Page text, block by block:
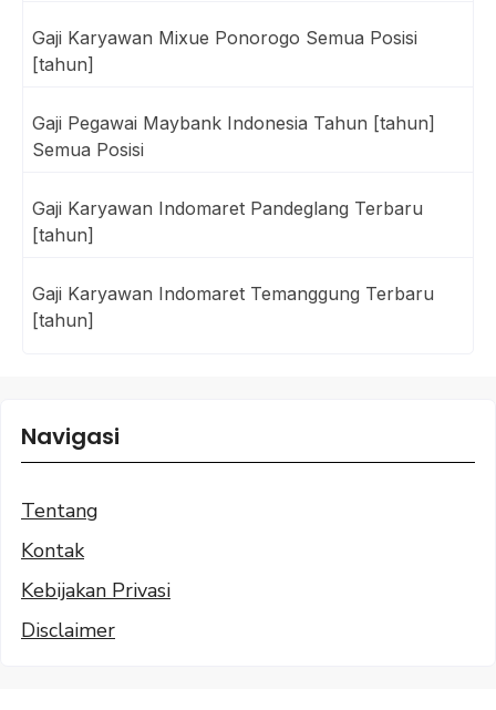
Gaji Karyawan Mixue Ponorogo Semua Posisi
[tahun]
Gaji Pegawai Maybank Indonesia Tahun [tahun]
Semua Posisi
Gaji Karyawan Indomaret Pandeglang Terbaru
[tahun]
Gaji Karyawan Indomaret Temanggung Terbaru
[tahun]
Navigasi
Tentang
Kontak
Kebijakan Privasi
Disclaimer